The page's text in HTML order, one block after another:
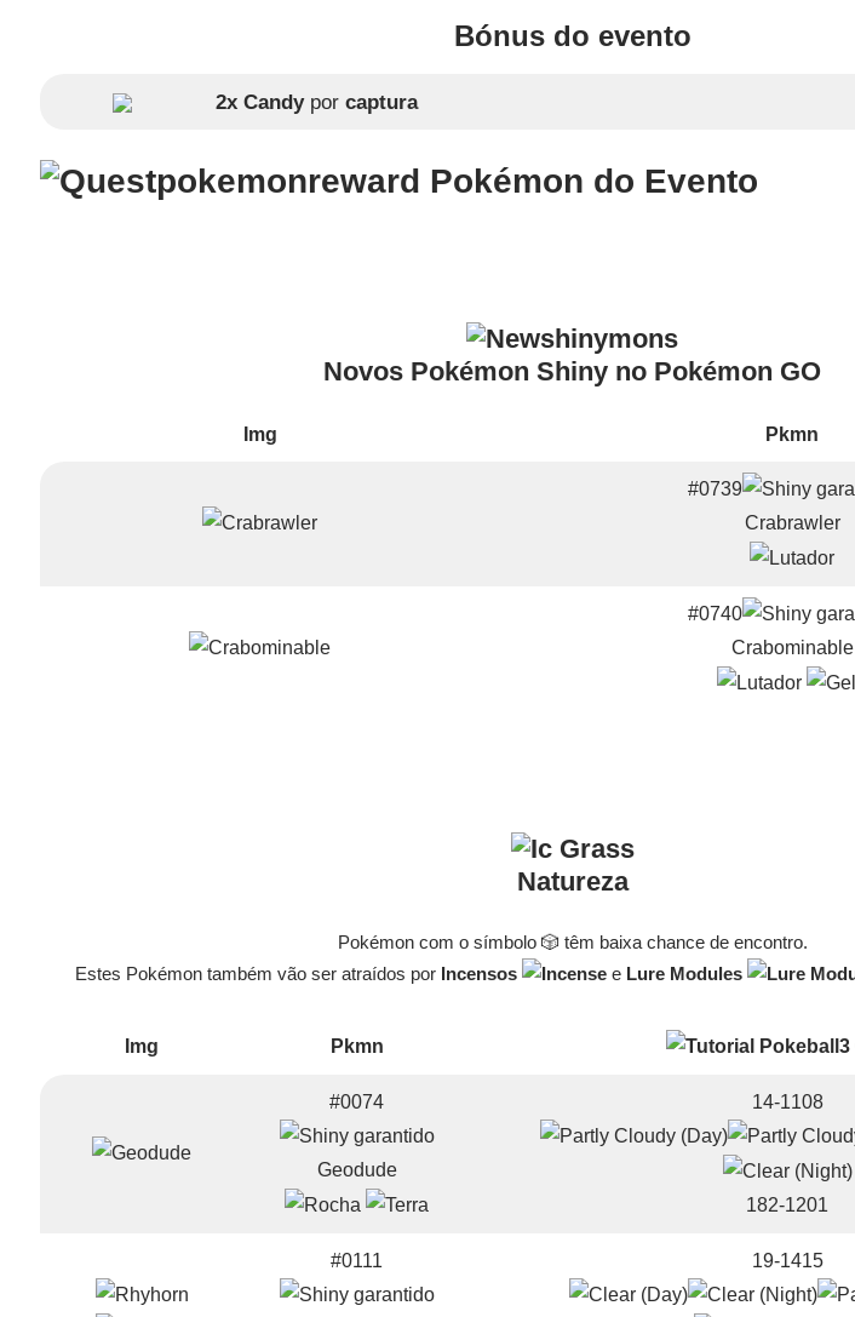
Bónus do evento
2x Candyporcaptura
Pokémon do Evento
Novos Pokémon Shiny no Pokémon GO
Img Pkmn
#0739
Crabrawler
#0740
Crabominable
Natureza
Pokémon com o símbolo 🎲 têm baixa chance de encontro.
Estes Pokémon também vão ser atraídos por Incensos e Lure Modules
Img Pkmn
#0074
Geodude
14-1108
182-1201
#0111 19-1415